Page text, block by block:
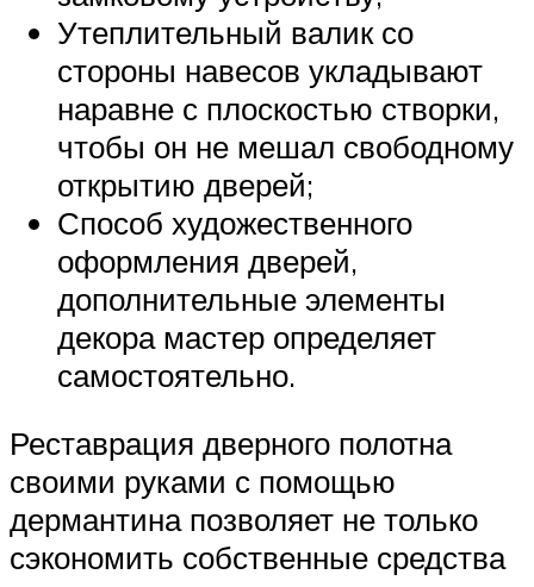
Утеплительный валик со
стороны навесов укладывают
наравне с плоскостью створки,
чтобы он не мешал свободному
открытию дверей;
Способ художественного
оформления дверей,
дополнительные элементы
декора мастер определяет
самостоятельно.
Реставрация дверного полотна
своими руками с помощью
дермантина позволяет не только
сэкономить собственные средства